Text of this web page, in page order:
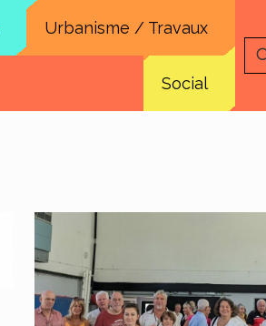
Urbanisme / Travaux
Social